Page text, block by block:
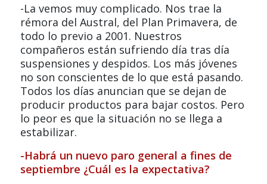
-La vemos muy complicado. Nos trae la
rémora del Austral, del Plan Primavera, de
todo lo previo a 2001. Nuestros
compañeros están sufriendo día tras día
suspensiones y despidos. Los más jóvenes
no son conscientes de lo que está pasando.
Todos los días anuncian que se dejan de
producir productos para bajar costos. Pero
lo peor es que la situación no se llega a
estabilizar.
-Habrá un nuevo paro general a fines de
septiembre ¿Cuál es la expectativa?